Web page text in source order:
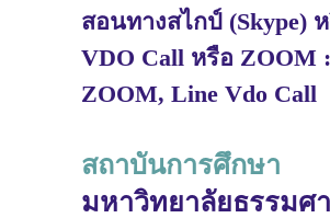
สอนทางสไกป์ (Skype)
VDO Call หรือ ZOOM :
ZOOM, Line Vdo Call
สถาบันการศึกษา
มหาวิทยาลัยธรรมศ